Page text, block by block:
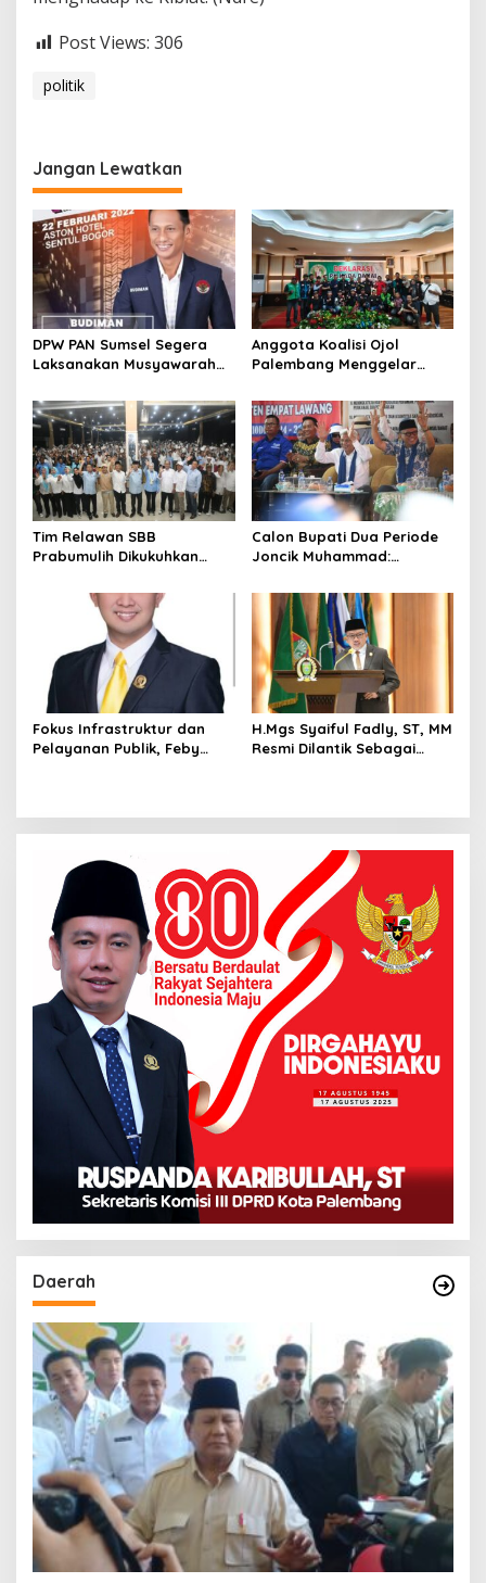
Post Views: 306
politik
Jangan Lewatkan
DPW PAN Sumsel Segera
Laksanakan Musyawarah
Anggota Koalisi Ojol
Palembang Menggelar
2024
Tim Relawan SBB
Prabumulih Dikukuhkan
Mawardi Yahya
Calon Bupati Dua Periode
Joncik Muhammad:
Matahati di Empat Lawang
Capai 70 Persen
Fokus Infrastruktur dan
Pelayanan Publik, Feby
H.Mgs Syaiful Fadly, ST, MM
Resmi Dilantik Sebagai
Daerah